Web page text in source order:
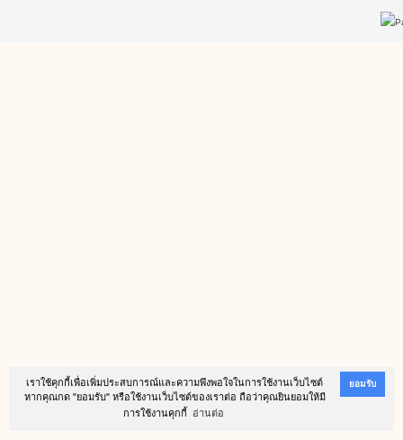
เราใช้คุกกี้เพื่อเพิ่มประสบการณ์และความพึงพอใจในการใช้งานเว็บไซต์
หากคุณกด "ยอมรับ" หรือใช้งานเว็บไซต์ของเราต่อ ถือว่าคุณยินยอมให้มี
การใช้งานคุกกี้
อ่านต่อ
ยอมรับ